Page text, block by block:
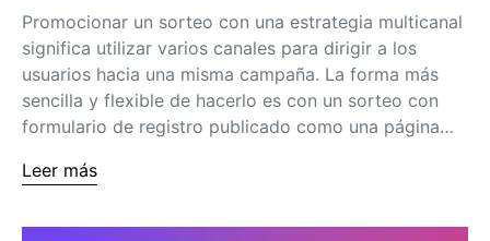
Promocionar un sorteo con una estrategia multicanal
significa utilizar varios canales para dirigir a los
usuarios hacia una misma campaña. La forma más
sencilla y flexible de hacerlo es con un sorteo con
formulario de registro publicado como una página…
Leer más